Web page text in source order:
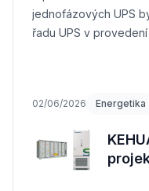
jednofázových UPS
řadu UPS v
02/06/2026 Energetika